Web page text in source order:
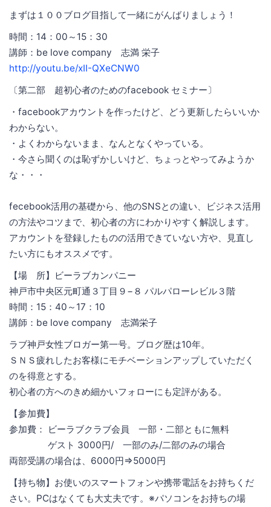
まずは１００ブログ目指して一緒にがんばりましょう！
時間：14：00～15：30
講師：be love company 志満 栄子
http://youtu.be/xII-QXeCNW0
〔第二部 超初心者のためのfacebook セミナー〕
・facebookアカウントを作ったけど、どう更新したらいいか
わからない。
・よくわからないまま、なんとなくやっている。
・今さら聞くのは恥ずかしいけど、ちょっとやってみようか
な・・・
fecebook活用の基礎から、他のSNSとの違い、ビジネス活用
の方法やコツまで、初心者の方にわかりやすく解説します。
アカウントを登録したものの活用できていない方や、見直し
たい方にもオススメです。
【場 所】ビーラブカンパニー
神戸市中央区元町通３丁目９−８ パルパローレビル３階
時間：15：40～17：10
講師：be love company 志満栄子
ラブ神戸女性ブロガー第一号。ブログ歴は10年。
ＳＮＳ疲れしたお客様にモチベーションアップしていただく
のを得意とする。
初心者の方へのきめ細かいフォローにも定評がある。
【参加費】
参加費： ビーラブクラブ会員 一部・二部ともに無料
ゲスト 3000円/ 一部のみ/二部のみの場合
両部受講の場合は、6000円⇒5000円
【持ち物】お使いのスマートフォンや携帯電話をお持ちくだ
さい。PCはなくても大丈夫です。※パソコンをお持ちの場